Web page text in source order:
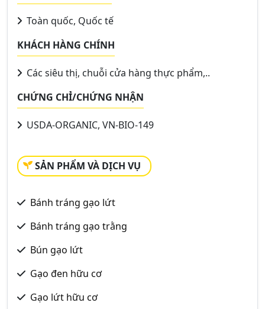
Toàn quốc, Quốc tế
KHÁCH HÀNG CHÍNH
Các siêu thị, chuỗi cửa hàng thực phẩm,..
CHỨNG CHỈ/CHỨNG NHẬN
USDA-ORGANIC, VN-BIO-149
SẢN PHẨM VÀ DỊCH VỤ
Bánh tráng gạo lứt
Bánh tráng gạo trằng
Bún gạo lứt
Gạo đen hữu cơ
Gạo lứt hữu cơ